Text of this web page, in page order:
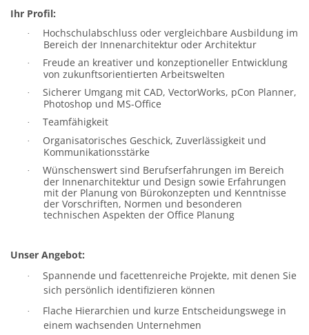
Ihr Profil:
·
Hochschulabschluss oder vergleichbare Ausbildung im
Bereich der Innenarchitektur oder Architektur
·
Freude an kreativer und konzeptioneller Entwicklung
von zukunftsorientierten Arbeitswelten
·
Sicherer Umgang mit CAD, VectorWorks, pCon Planner,
Photoshop und MS-Office
· Teamfähigkeit
·
Organisatorisches Geschick, Zuverlässigkeit und
Kommunikationsstärke
·
Wünschenswert sind Berufserfahrungen im Bereich
der Innenarchitektur und Design sowie Erfahrungen
mit der Planung von Bürokonzepten und Kenntnisse
der Vorschriften, Normen und besonderen
technischen Aspekten der Office Planung
Unser Angebot:
·
Spannende und facettenreiche Projekte, mit denen Sie
sich persönlich identifizieren können
·
Flache Hierarchien und kurze Entscheidungswege in
einem wachsenden Unternehmen